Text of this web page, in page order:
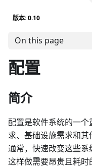
版本: 0.10
On this page
配置
简介
配置是软件系统的一
求、基础设施需求和其
通常，快速改变这些
这样做需要昂贵且耗